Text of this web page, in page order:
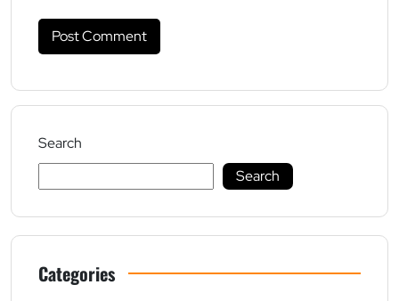
Search
Search
Categories